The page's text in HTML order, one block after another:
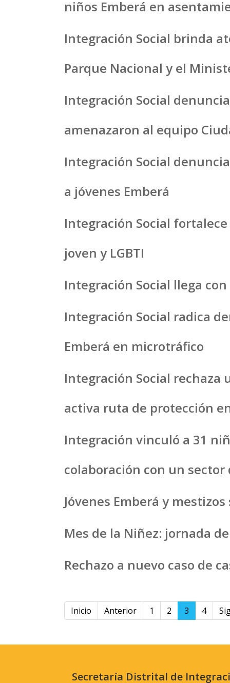
niños Emberá en
Integración Social brinda
Parque Nacional y el
Integración Social
amenazaron al equipo
Integración Social
a jóvenes Emberá
Integración Social
joven y LGBTI
Integración Social llega
Integración Social radica
Emberá en microtráfico
Integración Social rechaza
activa ruta de protección
Integración vinculó a 31
colaboración con un
Jóvenes Emberá y
Mes de la Niñez: jornada
Rechazo a nuevo caso de
Inicio Anterior 1 2 3 4
Secretaría Distrital de